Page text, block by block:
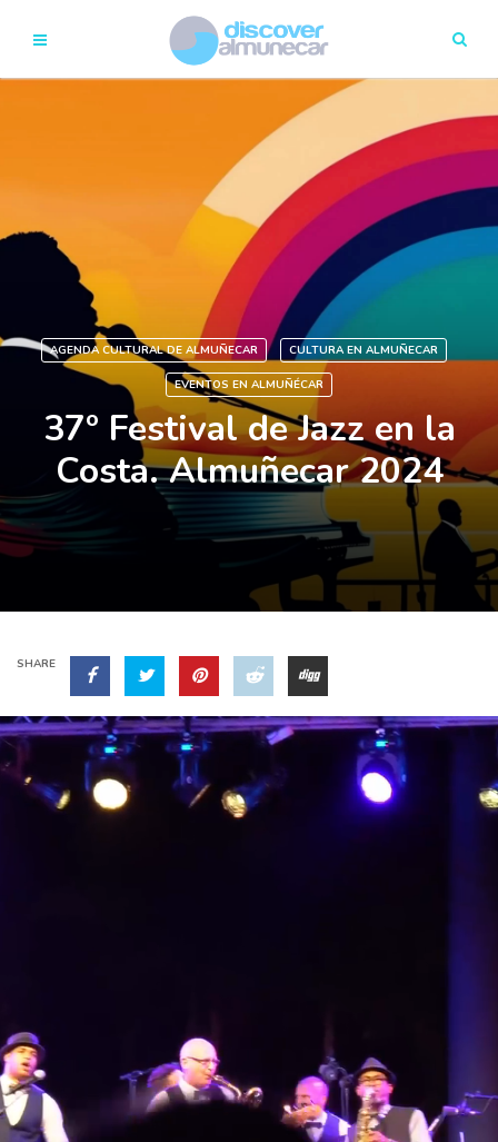
AGENDA CULTURAL DE ALMUÑECAR CULTURA EN ALMUÑECAR
EVENTOS EN ALMUÑÉCAR
37º Festival de Jazz en la
Costa. Almuñecar 2024
SHARE